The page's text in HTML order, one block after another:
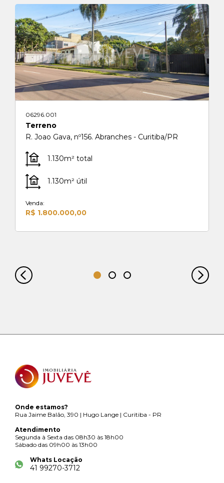
06296.001
Terreno
R. Joao Gava, nº156. Abranches - Curitiba/PR
1.130m² total
1.130m² útil
Venda:
R$ 1.800.000,00
Onde estamos?
Rua Jaime Balão, 390 | Hugo Lange | Curitiba - PR
Atendimento
Segunda à Sexta das 08h30 às 18h00
Sábado das 09h00 às 13h00
Whats Locação
41 99270-3712